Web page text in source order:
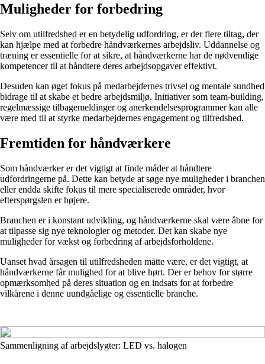
Muligheder for forbedring
Selv om utilfredshed er en betydelig udfordring, er der flere tiltag, der
kan hjælpe med at forbedre håndværkernes arbejdsliv. Uddannelse og
træning er essentielle for at sikre, at håndværkerne har de nødvendige
kompetencer til at håndtere deres arbejdsopgaver effektivt.
Desuden kan øget fokus på medarbejdernes trivsel og mentale sundhed
bidrage til at skabe et bedre arbejdsmiljø. Initiativer som team-building,
regelmæssige tilbagemeldinger og anerkendelsesprogrammer kan alle
være med til at styrke medarbejdernes engagement og tilfredshed.
Fremtiden for håndværkere
Som håndværker er det vigtigt at finde måder at håndtere
udfordringerne på. Dette kan betyde at søge nye muligheder i branchen
eller endda skifte fokus til mere specialiserede områder, hvor
efterspørgslen er højere.
Branchen er i konstant udvikling, og håndværkerne skal være åbne for
at tilpasse sig nye teknologier og metoder. Det kan skabe nye
muligheder for vækst og forbedring af arbejdsforholdene.
Uanset hvad årsagen til utilfredsheden måtte være, er det vigtigt, at
håndværkerne får mulighed for at blive hørt. Der er behov for større
opmærksomhed på deres situation og en indsats for at forbedre
vilkårene i denne uundgåelige og essentielle branche.
Sammenligning af arbejdslygter: LED vs. halogen